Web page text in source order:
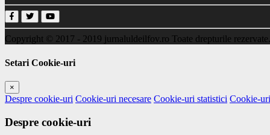
Copyright © 2017 - 2019 jurnaluldeilfov.ro Toate drepturile rezervate.
Setari Cookie-uri
×
Despre cookie-uri Cookie-uri necesare Cookie-uri statistici Cookie-
Despre cookie-uri